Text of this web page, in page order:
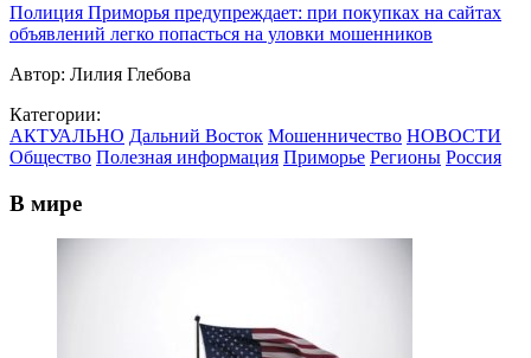
Полиция Приморья предупреждает: при покупках на сайтах
объявлений легко попасться на уловки мошенников
Автор: Лилия Глебова
Категории:
АКТУАЛЬНО Дальний Восток Мошенничество НОВОСТИ
Общество Полезная информация Приморье Регионы Россия
В мире